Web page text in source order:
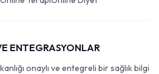
ENTEGRASYONLAR
onaylı ve entegreli bir sağlık bilgi